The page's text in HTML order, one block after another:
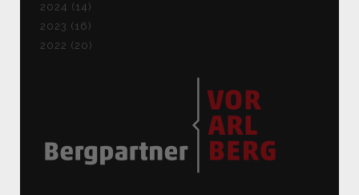
2024 (14)
2023 (16)
2022 (20)